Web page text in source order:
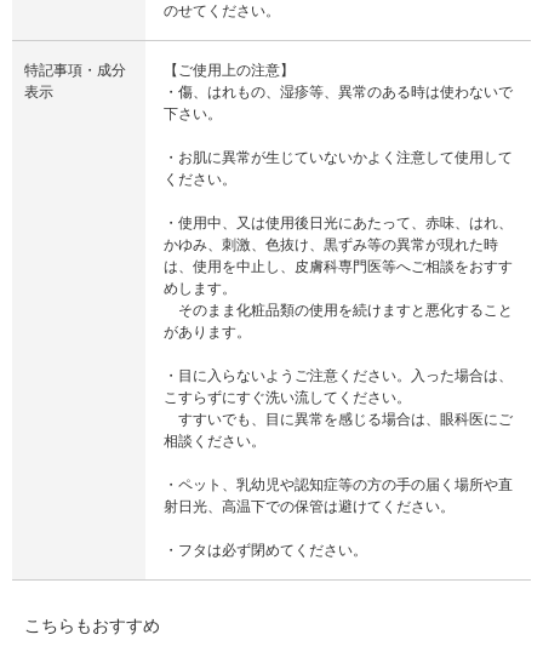
のせてください。
特記事項・成分
表示
【ご使用上の注意】
・傷、はれもの、湿疹等、異常のある時は使わないで
下さい。
・お肌に異常が生じていないかよく注意して使用して
ください。
・使用中、又は使用後日光にあたって、赤味、はれ、
かゆみ、刺激、色抜け、黒ずみ等の異常が現れた時
は、使用を中止し、皮膚科専門医等へご相談をおすす
めします。
そのまま化粧品類の使用を続けますと悪化すること
があります。
・目に入らないようご注意ください。入った場合は、
こすらずにすぐ洗い流してください。
すすいでも、目に異常を感じる場合は、眼科医にご
相談ください。
・ペット、乳幼児や認知症等の方の手の届く場所や直
射日光、高温下での保管は避けてください。
・フタは必ず閉めてください。
こちらもおすすめ